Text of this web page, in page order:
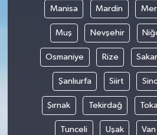
Manisa Mardin
Muş Nevşehir
Osmaniye Rize
Şanlıurfa Siirt
Şırnak Tekirdağ
Tunceli Uşak Van